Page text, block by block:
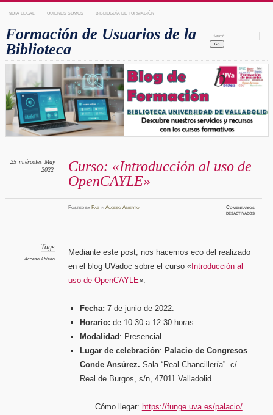
NOTA LEGAL QUIENES SOMOS BIBLIOGUÍA DE FORMACIÓN
Formación de Usuarios de la
Biblioteca
Search:
Curso: «Introducción al uso de
OpenCAYLE»
25 miércoles May
2022
PostedbyPaz inAcceso Abierto ≈Comentarios
desactivadosen
Tags
Acceso Abierto
Mediante este post, nos hacemos eco del realizado
en el blog UVadoc sobre el curso «Introducción al
uso de OpenCAYLE«.
Fecha: 7 de junio de 2022.
Horario: de 10:30 a 12:30 horas.
Modalidad: Presencial.
Lugar de celebración:Palacio de Congresos
Conde Ansúrez.Sala “Real Chancillería”. c/
Real de Burgos, s/n, 47011 Valladolid.
Cómo llegar: https://funge.uva.es/palacio/